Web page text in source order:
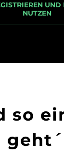
UND
NUTZEN
so